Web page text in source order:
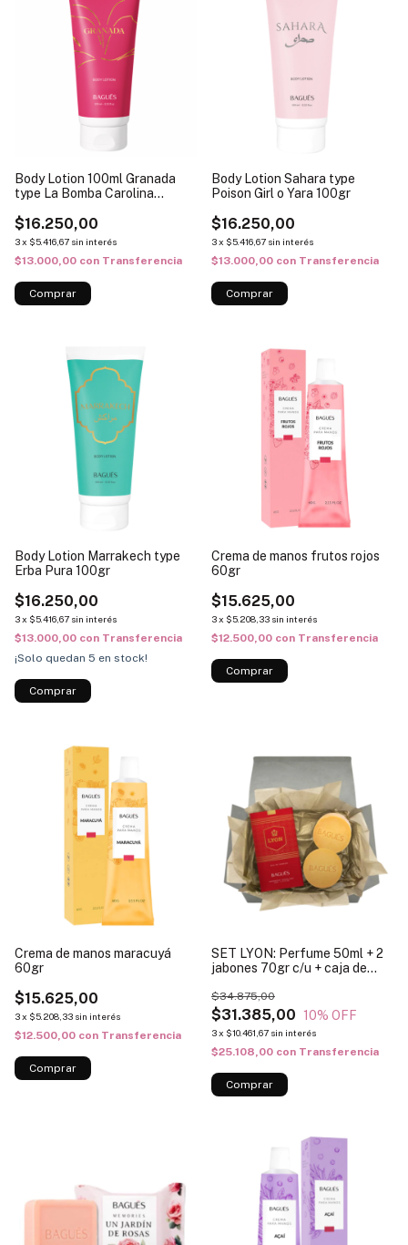
Body Lotion 100ml Granada
type La Bomba Carolina
$16.250,00
3x $5.416,67 sin interés
$13.000,00 con Transferencia
Body Lotion Sahara type
Poison Girl o Yara 100gr
$16.250,00
3x $5.416,67 sin interés
$13.000,00 con Transferencia
Body Lotion Marrakech type
Erba Pura 100gr
$16.250,00
3x $5.416,67 sin interés
$13.000,00 con Transferencia
¡Solo quedan 5 en stock!
Crema de manos frutos rojos
60gr
$15.625,00
3x $5.208,33 sin interés
$12.500,00 con Transferencia
Crema de manos maracuyá
60gr
$15.625,00
3x $5.208,33 sin interés
$12.500,00 con Transferencia
SET LYON: Perfume 50ml + 2
jabones 70gr c/u + caja de
$31.385,00
$34.875,00
10% OFF
3x $10.461,67 sin interés
$25.108,00 con Transferencia